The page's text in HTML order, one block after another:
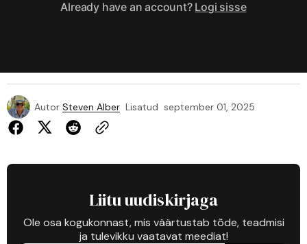
Already have an account? Logi sisse
Autor Steven Alber Lisatud september 01, 2025
Liitu uudiskirjaga
Ole osa kogukonnast, mis väärtustab tõde, teadmisi
ja tulevikku vaatavat meediat!